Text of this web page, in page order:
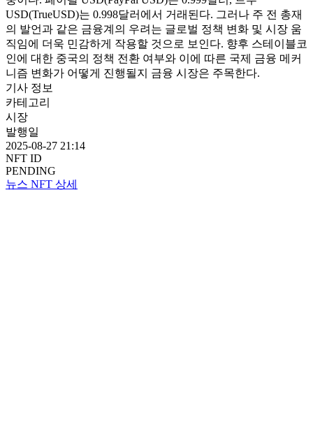
USD(TrueUSD)는 0.998달러에서 거래된다. 그러나 주 전 총재
의 발언과 같은 금융계의 우려는 글로벌 정책 변화 및 시장 움
직임에 더욱 민감하게 작용할 것으로 보인다. 향후 스테이블코
인에 대한 중국의 정책 전환 여부와 이에 따른 국제 금융 메커
니즘 변화가 어떻게 진행될지 금융 시장은 주목한다.
기사 정보
카테고리
시장
발행일
2025-08-27 21:14
NFT ID
PENDING
뉴스 NFT 상세